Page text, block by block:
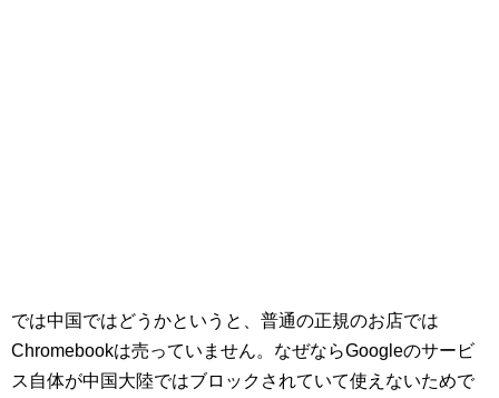
では中国ではどうかというと、普通の正規のお店では
Chromebookは売っていません。なぜならGoogleのサービ
ス自体が中国大陸ではブロックされていて使えないためで